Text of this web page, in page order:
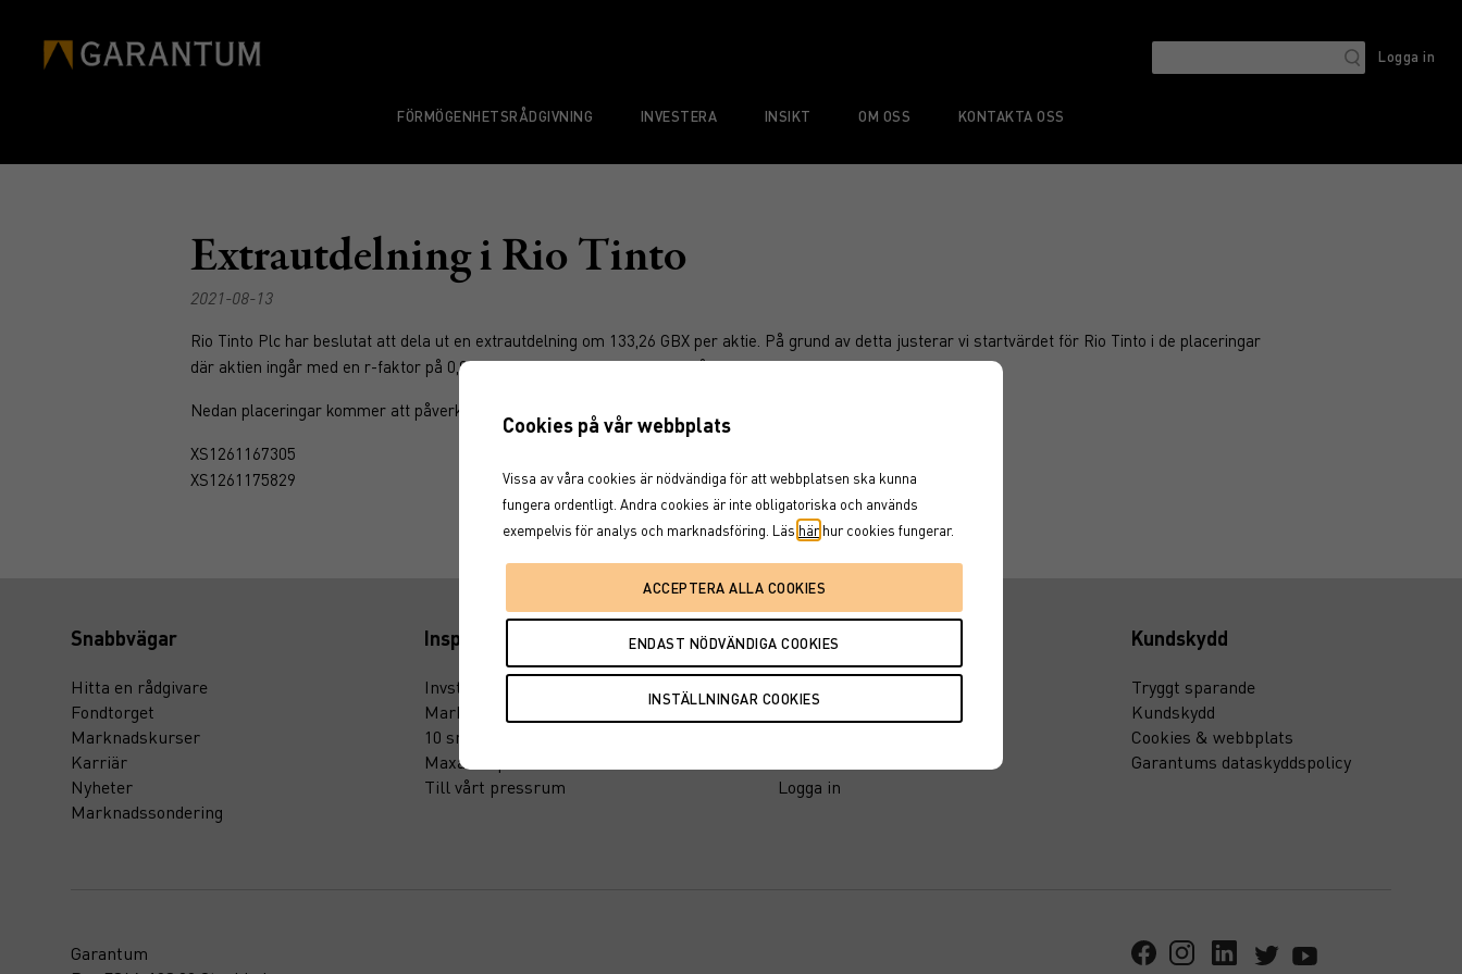
Logga in
FÖRMÖGENHETSRÅDGIVNING INVESTERA INSIKT OM OSS KONTAKTA OSS
Extrautdelning i Rio Tinto
2021-08-13
Rio Tinto Plc har beslutat att dela ut en extrautdelning om 133,26 GBX per aktie. På grund av detta justerar vi startvärdet för Rio Tinto i de placeringar
där aktien ingår med en r-faktor på 0,97714, vilket sänker startvärdet på aktien.
Nedan placeringar kommer att påverkas av händelsen:
XS1261167305
XS1261175829
Snabbvägar
Hitta en rådgivare
Fondtorget
Marknadskurser
Karriär
Nyheter
Marknadssondering
Inspiration
Invstr
Marknadsinsikt
10 smarta fondtips
Maxa din pension
Till vårt pressrum
Support
Synpunkter & klagomål
Logga in
Kundskydd
Tryggt sparande
Kundskydd
Cookies & webbplats
Garantums dataskyddspolicy
Garantum
Cookies på vår webbplats
Vissa av våra cookies är nödvändiga för att webbplatsen ska kunna
fungera ordentligt. Andra cookies är inte obligatoriska och används
exempelvis för analys och marknadsföring. Läs här hur cookies fungerar.